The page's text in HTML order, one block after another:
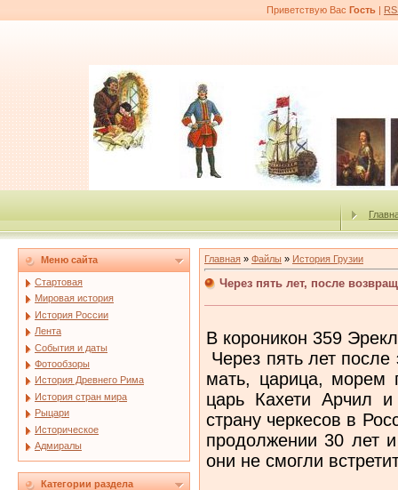
Приветствую Вас Гость |
Меню сайта
Стартовая
Мировая история
История России
Лента
События и даты
Фотообзоры
История Древнего Рима
История стран мира
Рыцари
Историческое
Адмиралы
Категории раздела
Главная » Файлы » История Грузии
Через пять лет, после
В короникон 359
Через пять лет
мать, царица, морем
царь Кахети Арчил
страну черкесов в
продолжении 30 лет
они не смогли